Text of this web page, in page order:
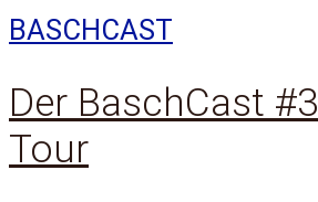
BASCHCAST
Der BaschCast
Tour